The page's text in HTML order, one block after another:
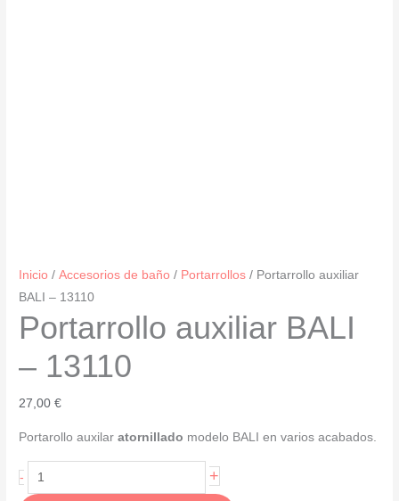
Inicio /Accesorios de baño / Portarrollos / Portarrollo auxiliar
BALI – 13110
Portarrollo auxiliar BALI
– 13110
27,00€
Portarollo auxilaratornillado modelo BALI en varios acabados.
-
Portarrollo
auxiliar
+